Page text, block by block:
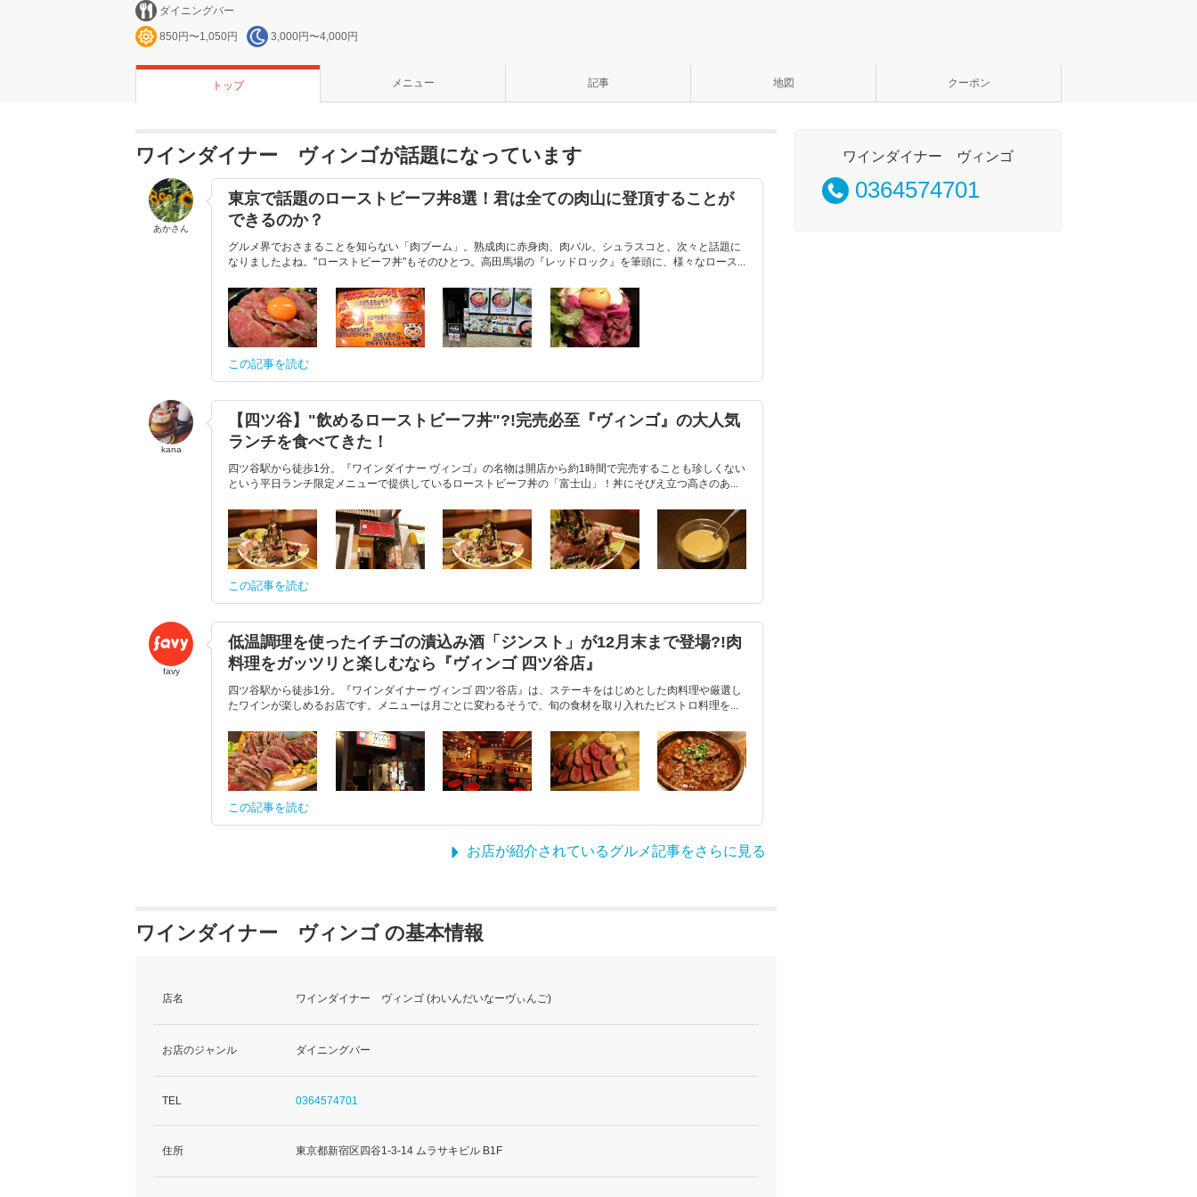
ダイニングバー
850円〜1,050円 3,000円〜4,000円
トップ メニュー 記事 地図 クーポン
ワインダイナー ヴィンゴが話題になっています
あかさん
東京で話題のローストビーフ丼8選！君は全ての肉山に登頂することが
できるのか？
グルメ界でおさまることを知らない「肉ブーム」。熟成肉に赤身肉、肉バル、シュラスコと、次々と話題に
なりましたよね。"ローストビーフ丼"もそのひとつ。高田馬場の『レッドロック』を筆頭に、様々なロース...
この記事を読む
kana
【四ツ谷】"飲めるローストビーフ丼"?!完売必至『ヴィンゴ』の大人気
ランチを食べてきた！
四ツ谷駅から徒歩1分。『ワインダイナー ヴィンゴ』の名物は開店から約1時間で完売することも珍しくない
という平日ランチ限定メニューで提供しているローストビーフ丼の「富士山」！丼にそびえ立つ高さのあ...
この記事を読む
favy
低温調理を使ったイチゴの漬込み酒「ジンスト」が12月末まで登場?!肉
料理をガッツリと楽しむなら『ヴィンゴ 四ツ谷店』
四ツ谷駅から徒歩1分。『ワインダイナー ヴィンゴ 四ツ谷店』は、ステーキをはじめとした肉料理や厳選し
たワインが楽しめるお店です。メニューは月ごとに変わるそうで、旬の食材を取り入れたビストロ料理を...
この記事を読む
お店が紹介されているグルメ記事をさらに見る
ワインダイナー ヴィンゴ の基本情報
店名 ワインダイナー ヴィンゴ (わいんだいなーヴぃんご)
お店のジャンル ダイニングバー
TEL 0364574701
住所 東京都新宿区四谷1-3-14 ムラサキビル B1F
ワインダイナー ヴィンゴ
0364574701